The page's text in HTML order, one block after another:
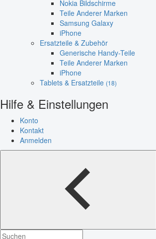
Nokia Bildschirme
Teile Anderer Marken
Samsung Galaxy
iPhone
Ersatzteile & Zubehör
Generische Handy-Teile
Teile Anderer Marken
iPhone
Tablets & Ersatzteile (18)
Hilfe & Einstellungen
Konto
Kontakt
Anmelden